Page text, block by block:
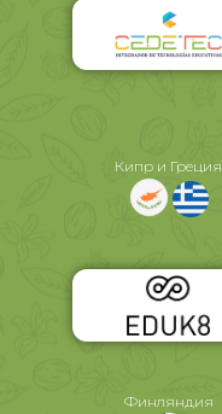
Кипр и Греция
Финляндия